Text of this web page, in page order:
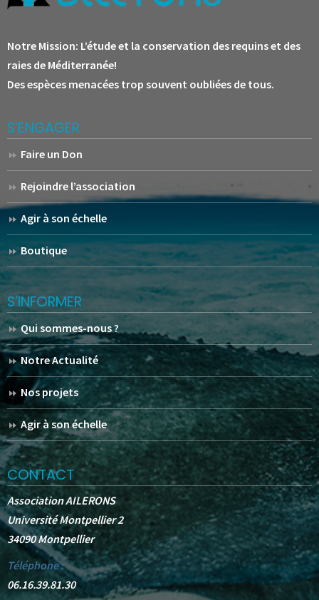
Notre Mission: L’étude et la conservation des requins et des
raies de Méditerranée!
Des espèces menacées trop souvent oubliées de tous.
S’ENGAGER
Faire un Don
Rejoindre l’association
Agir à son échelle
Boutique
S’INFORMER
Qui sommes-nous ?
Notre Actualité
Nos projets
Agir à son échelle
CONTACT
Association AILERONS
Université Montpellier 2
34090 Montpellier
Téléphone :
06.16.39.81.30